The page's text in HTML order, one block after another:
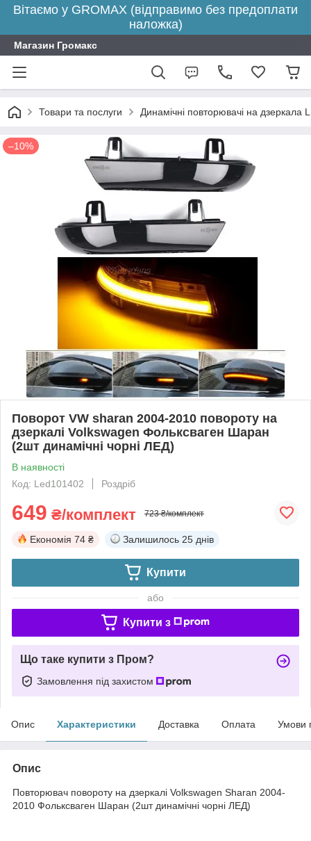
Вітаємо у GROMAX (відправимо без предоплати
наложка)
Магазин Громакс
Товари та послуги Динамічні повторювачі на дзеркала
–10%
Поворот VW sharan 2004-2010 повороту на
дзеркалі Volkswagen Фольксваген Шаран
(2шт динамічні чорні ЛЕД)
В наявності
Код: Led101402
Роздріб
649 ₴/комплект 723 ₴/комплект
Економія 74 ₴ Залишилось 25 днів
Купити
або
Купити з
Що таке купити з Пром?
Замовлення під захистом
Опис Характеристики Доставка Оплата Умови
Опис
Повторювач повороту на дзеркалі Volkswagen Sharan 2004-
2010 Фольксваген Шаран (2шт динамічні чорні ЛЕД)